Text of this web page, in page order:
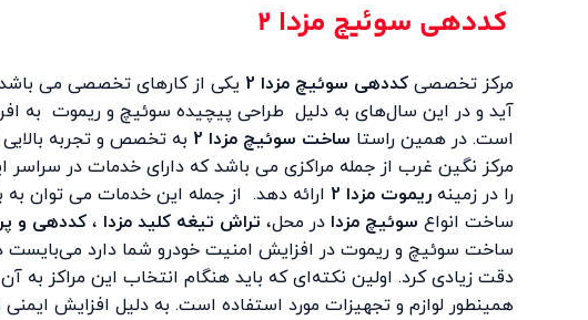
کددهی سوئیچ مزدا 2
مرکز تخصصیکددهی سوئیچ مزدا 2
یکی از کارهای تخصصی می
آید و در این سال‌های به دلیل طراحی پیچیده سوئیچ و ریموت به
است. در همین راستا ساخت سوئیچ مزدا 2
به تخصص و تجربه بالایی
مرکز نگین غرب از جمله مراکزی می باشد که دارای خدمات در سراسر
را در زمینهریموت مزدا 2
ارائه دهد. از جمله این خدمات می توان
ساخت انواع سوئیچ مزدادر محل، تراش تیغه کلید مزدا ،کددهی و
ساخت سوئیچ و ریموت در افزایش امنیت خودرو شما دارد
دقت زیادی کرد. اولین نکته‌ای که باید هنگام انتخاب این مراکز
همینطور لوازم و تجهیزات مورد استفاده است. به دلیل افزایش